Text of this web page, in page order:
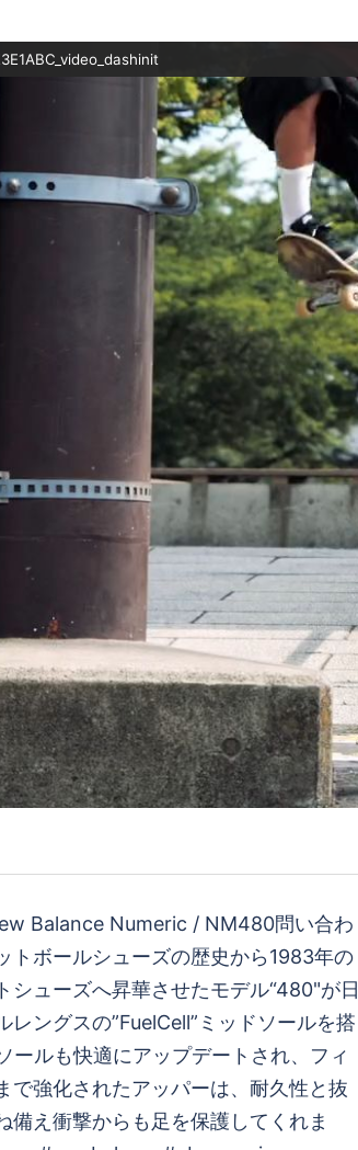
Balance Numeric / NM480問い合わ
トボールシューズの歴史から1983年の
シューズへ昇華させたモデル“480"が日
レングスの”FuelCell”ミッドソールを搭
ールも快適にアップデートされ、フィ
で強化されたアッパーは、耐久性と抜
備え衝撃からも足を保護してくれま